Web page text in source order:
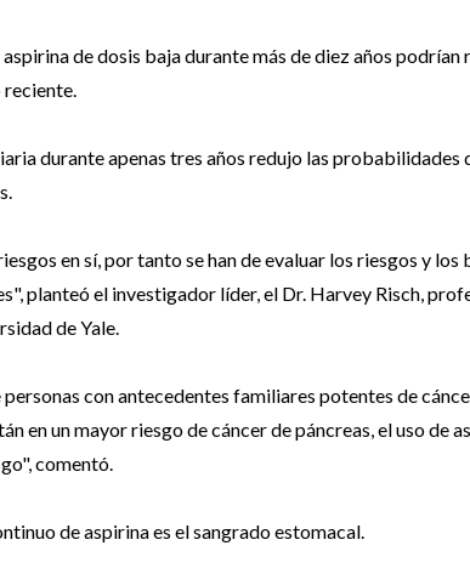
de dosis baja durante más de diez años
durante apenas tres años redujo las probabilidades
en sí, por tanto se han de evaluar los riesgos y
planteó el investigador líder, el Dr. Harvey Risch,
de Yale.
con antecedentes familiares potentes de
en un mayor riesgo de cáncer de páncreas, el uso de
comentó.
de aspirina es el sangrado estomacal.